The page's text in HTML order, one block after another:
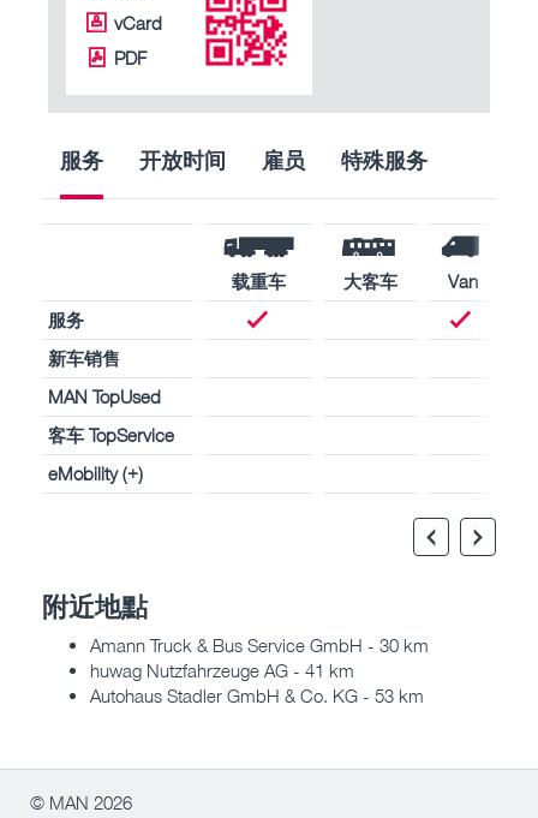
vCard
PDF
服务 开放时间 雇员 特殊服务
载重车 大客车
Van
服务
新车销售
MAN TopUsed
客车 TopService
eMobility (+)
附近地點
Amann Truck & Bus Service GmbH - 30 km
huwag Nutzfahrzeuge AG - 41 km
Autohaus Stadler GmbH & Co. KG - 53 km
© MAN 2026